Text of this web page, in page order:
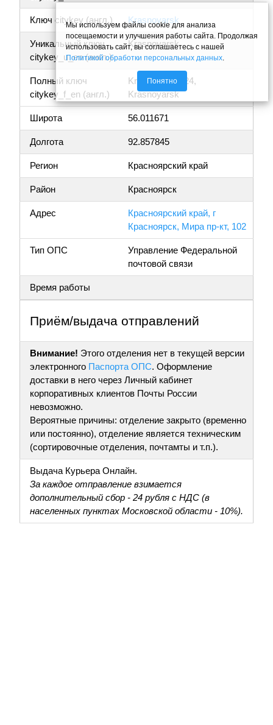
Ключ citykey (англ.) Krasnoyarsk
Уникальный ключ
citykey_u_en (англ.)
Krasnoyarsk
Полный ключ
citykey_f_en (англ.)
Krasnoyarsk, 24,
Krasnoyarsk
Широта 56.011671
Долгота 92.857845
Регион Красноярский край
Район Красноярск
Адрес
Красноярский край, г
Красноярск, Мира пр-кт, 102
Тип ОПС
Управление Федеральной
почтовой связи
Время работы
Приём/выдача отправлений
Внимание! Этого отделения нет в текущей версии
электронного Паспорта ОПС. Оформление
доставки в него через Личный кабинет
корпоративных клиентов Почты России
невозможно.
Вероятные причины: отделение закрыто (временно
или постоянно), отделение является техническим
(сортировочные отделения, почтамты и т.п.).
Выдача Курьера Онлайн.
За каждое отправление взимается
дополнительный сбор - 24 рубля с НДС (в
населенных пунктах Московской области - 10%).
Мы используем файлы cookie для анализа
посещаемости и улучшения работы сайта. Продолжая
использовать сайт, вы соглашаетесь с нашей
Политикой обработки персональных данных
Понятно